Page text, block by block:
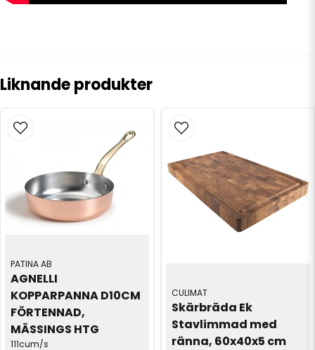
Liknande produkter
PATINA AB
AGNELLI
KOPPARPANNA D10CM
FÖRTENNAD,
MÄSSINGS HTG
111cum/s
CULIMAT
Skärbräda Ek
Stavlimmad med
ränna, 60x40x5 cm